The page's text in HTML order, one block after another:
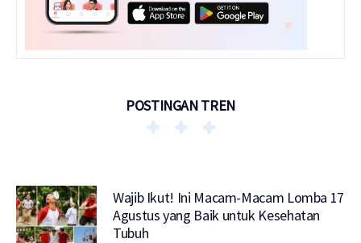
POSTINGAN TREN
Wajib Ikut! Ini Macam-Macam Lomba 17
Agustus yang Baik untuk Kesehatan
Tubuh